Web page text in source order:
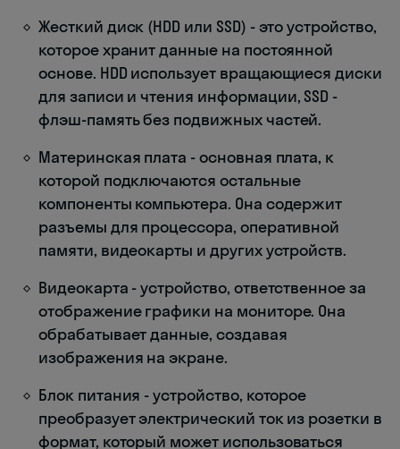
Жесткий диск (HDD или SSD) - это устройство,
которое хранит данные на постоянной
основе. HDD использует вращающиеся диски
для записи и чтения информации, SSD -
флэш-память без подвижных частей.
Материнская плата - основная плата, к
которой подключаются остальные
компоненты компьютера. Она содержит
разъемы для процессора, оперативной
памяти, видеокарты и других устройств.
Видеокарта - устройство, ответственное за
отображение графики на мониторе. Она
обрабатывает данные, создавая
изображения на экране.
Блок питания - устройство, которое
преобразует электрический ток из розетки в
формат, который может использоваться